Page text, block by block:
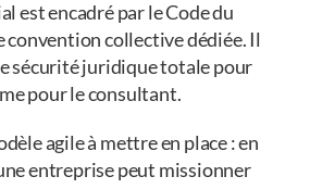
est encadré par le Code du
convention collective dédiée. Il
sécurité juridique totale pour
pour le consultant.
agile à mettre en place : en
entreprise peut missionner